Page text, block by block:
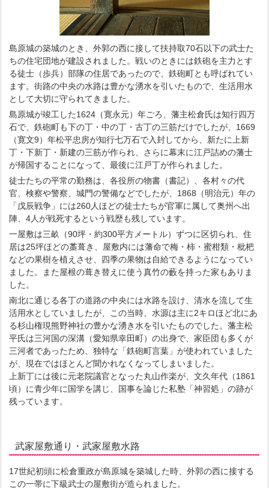
島原城の築城のとき、外郭の西に接して扶持取70石以下の武士た
ちの住宅団地が建設されました。戦いのときには鉄砲を主力とす
る徒士（歩兵）部隊の住居であったので、鉄砲町とも呼ばれてい
ます。街路の中央の水路は豊かな湧水を引いたもので、生活用水
として大切に守られてきました。
島原城が竣工した1624（寛永元）年ごろ、藩主松倉氏は知行四万
石で、鉄砲町も下の丁・中の丁・古丁の三筋だけでしたが、1669
（寛文9）年松平忠房が知行七万石で入封してから、新たに上新
丁・下新丁・新建の三筋が作られ、さらに幕末に江戸詰めの藩士
が帰国することになって、最後に江戸丁が作られました。
徒士たちの平常の勤務は、各役所の物書（書記）、各村々の代
官、検察や警察、城門の警備などでしたが、1868（明治元）年の
「戊辰戦争」には260人ほどの徒士たちが官軍に属して奥州へ出
陣、4人が戦死するという戦歴も残しています。
一屋敷は三畝（90坪・約300平方メートル）ずつに区切られ、住
居は25坪ほどの藁葺き、屋敷内には藩命で梅・柿・蜜柑類・枇杷
などの果樹を植えさせ、四季の果物は自給できるようになってい
ました。また屋根の葺き替えに使う真竹の藪を持った家もありま
した。
南北に通じる各丁の道路の中央には水路を設け、清水を流して生
活用水としていましたが、この当時、水源は主に2キロほど北にあ
る杉山権現熊野神社の豊かな湧き水を引いたものでした。藩主松
平氏は三河国の深溝（愛知県幸田町）の出身で、家臣団も多くが
三河者であったため、独特な「鉄砲町言葉」が使われていました
が、現在ではほとんど聞かれなくなってしまいました。
上新丁には後に元老院議官となった丸山作楽が、文久年代（1861
頃）に青少年に国学を講じ、国事を論じた私塾「神習処」の跡が
残っています。
武家屋敷通り・武家屋敷水路
17世紀初頭に松倉重政が島原城を築城した時、外郭の西に接する
この一帯に下級武士の屋敷街が造られました。